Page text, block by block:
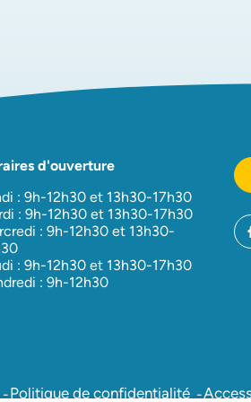
d'ouverture
: 9h-12h30 et 13h30-17h30
: 9h-12h30 et 13h30-17h30
: 9h-12h30 et 13h30-
: 9h-12h30 et 13h30-17h30
: 9h-12h30
Politique de confidentialité